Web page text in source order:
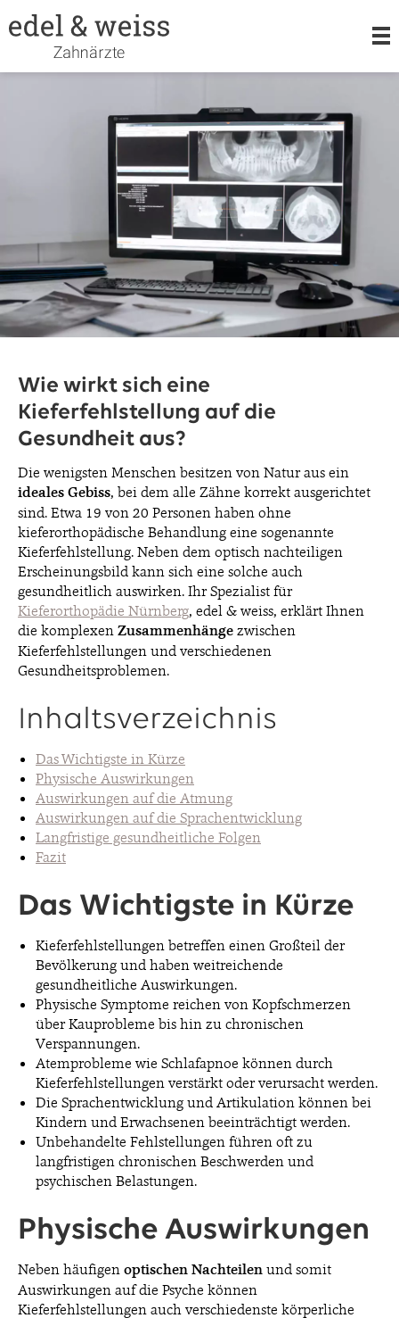
LEISTUNGEN
KIEFERORTHOPÄDIE
ORALCHIRURGIE
TEAM
KARRIERE
KONTAKT & TERMINE
© 2026 EDEL & WEISS. ALLE RECHTE VORBEHALTEN.
Wie wirkt sich eine
Kieferfehlstellung auf die
Gesundheit aus?
Die wenigsten Menschen besitzen von Natur aus ein
idealesGebiss, bei dem alle Zähne korrekt ausgerichtet
sind. Etwa 19 von 20 Personen haben ohne
kieferorthopädische Behandlung eine sogenannte
Kieferfehlstellung. Neben dem optisch nachteiligen
Erscheinungsbild kann sich eine solche auch
gesundheitlich auswirken. Ihr Spezialist für
Kieferorthopädie Nürnberg, edel & weiss, erklärt Ihnen
die komplexen Zusammenhänge zwischen
Kieferfehlstellungen und verschiedenen
Gesundheitsproblemen.
Inhaltsverzeichnis
Das Wichtigste in Kürze
Physische Auswirkungen
Auswirkungen auf die Atmung
Auswirkungen auf die Sprachentwicklung
Langfristige gesundheitliche Folgen
Fazit
Das Wichtigste in Kürze
Kieferfehlstellungen betreffen einen Großteil der
Bevölkerung und haben weitreichende
gesundheitliche Auswirkungen.
Physische Symptome reichen von Kopfschmerzen
über Kauprobleme bis hin zu chronischen
Verspannungen.
Atemprobleme wie Schlafapnoe können durch
Kieferfehlstellungen verstärkt oder verursacht werden.
Die Sprachentwicklung und Artikulation können bei
Kindern und Erwachsenen beeinträchtigt werden.
Unbehandelte Fehlstellungen führen oft zu
langfristigen chronischen Beschwerden und
psychischen Belastungen.
Physische Auswirkungen
Neben häufigen optischenNachteilen und somit
Auswirkungen auf die Psyche können
Kieferfehlstellungen auch verschiedenste körperliche